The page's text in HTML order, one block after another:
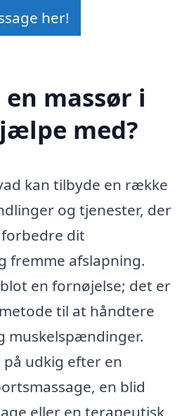
her!
massør i
med?
kan tilbyde en række
og tjenester, der
dit
fremme afslapning.
en fornøjelse; det er
til at håndtere
muskelspændinger.
udkig efter en
en blid
eller en terapeutisk